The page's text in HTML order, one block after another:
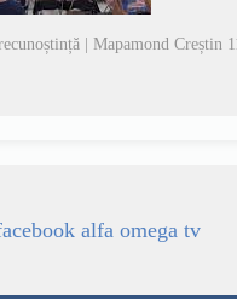
| Mapamond Creștin